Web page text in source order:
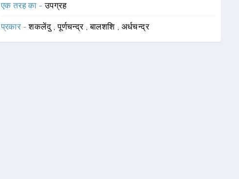
एक तरह का -उपग्रह
प्रकार -शकलेंदु ,पूर्णचन्द्र ,बालशशि , अर्धचन्द्र